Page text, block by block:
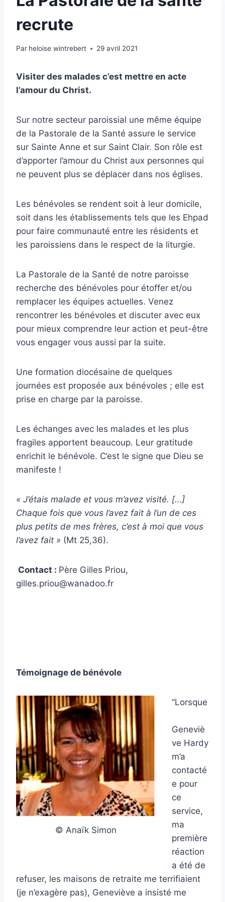
recrute
Par heloise wintrebert 29 avril 2021
Visiter des malades c’est mettre en acte
l’amour du Christ.
Sur notre secteur paroissial une même équipe
de la Pastorale de la Santé assure le service
sur Sainte Anne et sur Saint Clair. Son rôle est
d’apporter l’amour du Christ aux personnes qui
ne peuvent plus se déplacer dans nos églises.
Les bénévoles se rendent soit à leur domicile,
soit dans les établissements tels que les Ehpad
pour faire communauté entre les résidents et
les paroissiens dans le respect de la liturgie.
La Pastorale de la Santé de notre paroisse
recherche des bénévoles pour étoffer et/ou
remplacer les équipes actuelles. Venez
rencontrer les bénévoles et discuter avec eux
pour mieux comprendre leur action et peut-être
vous engager vous aussi par la suite.
Une formation diocésaine de quelques
journées est proposée aux bénévoles ; elle est
prise en charge par la paroisse.
Les échanges avec les malades et les plus
fragiles apportent beaucoup. Leur gratitude
enrichit le bénévole. C’est le signe que Dieu se
manifeste !
« J’étais malade et vous m’avez visité. […]
Chaque fois que vous l’avez fait à l’un de ces
plus petits de mes frères, c’est à moi que vous
l’avez fait » (Mt 25,36).
Contact : Père Gilles Priou,
gilles.priou@wanadoo.fr
Témoignage de bénévole
© Anaïk Simon
“Lorsque
Geneviè
ve Hardy
m’a
contacté
e pour
ce
service,
ma
première
réaction
a été de
refuser, les maisons de retraite me terrifiaient
(je n’exagère pas), Geneviève a insisté me